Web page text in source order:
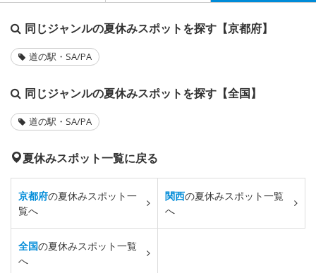
同じジャンルの夏休みスポットを探す【京都府】
道の駅・SA/PA
同じジャンルの夏休みスポットを探す【全国】
道の駅・SA/PA
夏休みスポット一覧に戻る
京都府の夏休みスポット一
覧へ
関西の夏休みスポット一覧
へ
全国の夏休みスポット一覧
へ